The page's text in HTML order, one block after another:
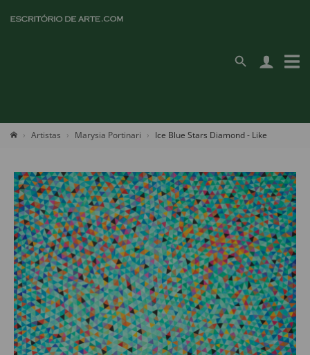
Artistas Marysia Portinari Ice Blue Stars Diamond - Like